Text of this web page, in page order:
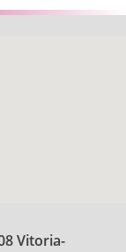
Vitoria-